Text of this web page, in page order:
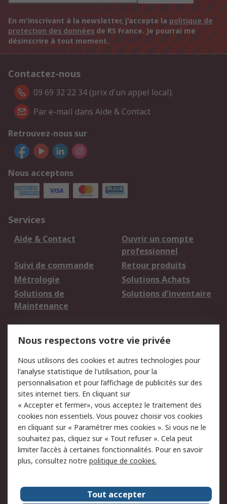
En m'inscrivant à la newsletter, j'accepte la politique de
protection des données de RS France. Je pourrai me
désinscrire à tout moment.
Contactez-nous
09 69 32 22 34 (prix d'un appel local).
Par e-mail dans Aide & Contact
Retrouvez-nous sur
Nous acceptons
Services
Aide & Contact
Ouvrir un compte
professionnel
Suivi de commande
Retour produits
Métrologie
Solutions Achats
Solutions de
Maintenance
Solutions d'inventaire
du site
Politique de protection
des données - Mise à
jour
Sécurité des E-mails
Conditions générales
de vente
Politique anti-
corruption
Campagnes marketing
A propos de RS
A propos de RS France
Evénements
Le groupe RS Group Plc
Presse
Nous respectons votre vie privée
Nous utilisons des cookies et autres technologies pour
l'analyse statistique de l'utilisation, pour la
personnalisation et pour l’affichage de publicités sur des
sites internet tiers. En cliquant sur
« Accepter et fermer», vous acceptez le traitement des
cookies non essentiels. Vous pouvez choisir vos cookies
en cliquant sur « Paramétrer mes cookies ». Si vous ne le
souhaitez pas, cliquez sur « Tout refuser ». Cela peut
limiter l’accès à certaines fonctionnalités. Pour en savoir
plus, consultez notre politique de cookies.
Tout accepter